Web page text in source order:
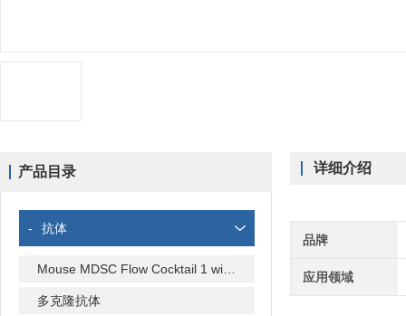
产品目录
- 抗体
多克隆抗体
详细介绍
品牌
应用领域